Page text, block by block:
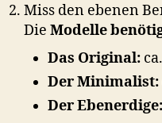
Miss den ebenen
Die Modelle
Das Original:
Der Minimalist:
Der Ebenerdige: